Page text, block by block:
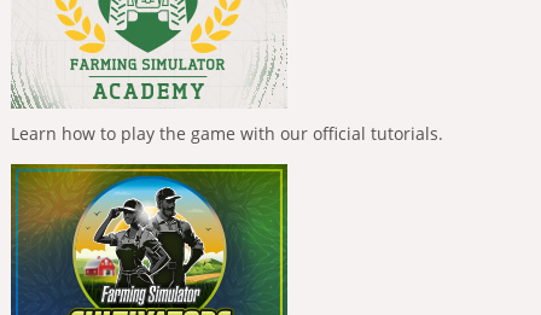
Learn how to play the game with our official tutorials.